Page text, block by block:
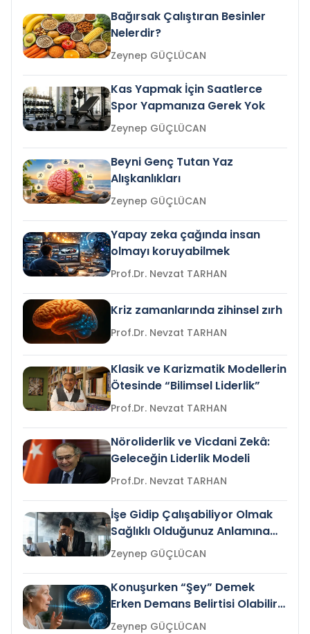
Bağırsak Çalıştıran Besinler
Nelerdir?
Zeynep GÜÇLÜCAN
Kas Yapmak İçin Saatlerce
Spor Yapmanıza Gerek Yok
Zeynep GÜÇLÜCAN
Beyni Genç Tutan Yaz
Alışkanlıkları
Zeynep GÜÇLÜCAN
Yapay zeka çağında insan
olmayı koruyabilmek
Prof.Dr. Nevzat TARHAN
Kriz zamanlarında zihinsel zırh
Prof.Dr. Nevzat TARHAN
Klasik ve Karizmatik Modellerin
Ötesinde “Bilimsel Liderlik”
Prof.Dr. Nevzat TARHAN
Nöroliderlik ve Vicdani Zekâ:
Geleceğin Liderlik Modeli
Prof.Dr. Nevzat TARHAN
İşe Gidip Çalışabiliyor Olmak
Sağlıklı Olduğunuz Anlamına
Gelir mi?Zeynep GÜÇLÜCAN
Konuşurken “Şey” Demek
Erken Demans Belirtisi Olabilir
mi?
Zeynep GÜÇLÜCAN